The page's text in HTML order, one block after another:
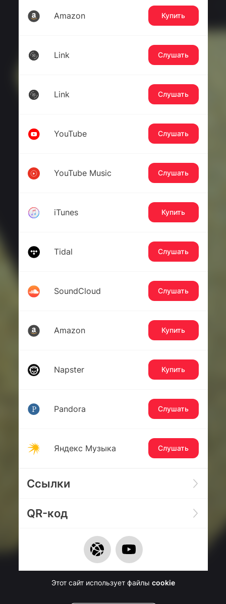
Amazon Купить
Link Слушать
Link Слушать
YouTube Слушать
YouTube Music Слушать
iTunes Купить
Tidal Слушать
SoundCloud Слушать
Amazon Купить
Napster Купить
Pandora Слушать
Яндекс Музыка Слушать
Ссылки
QR-код
Этот сайт использует файлы cookie